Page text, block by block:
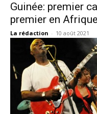
Guinée: premier
premier en
La rédaction - 10 août 2021